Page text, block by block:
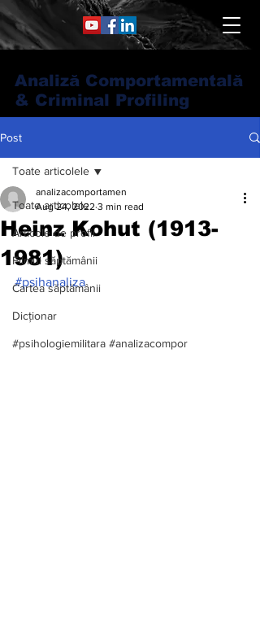
Analiză Comportamentală
& Criminal Profiling
Post
Toate articolele
Articole de profil
Filmul săptămânii
Cartea săptămânii
Dicționar
#psihologiemilitara #analizacompor
Toate articolele
Heinz Kohut (1913-
1981)
analizacomportamen
Aug 24, 2022 3 min read
#psihanaliza